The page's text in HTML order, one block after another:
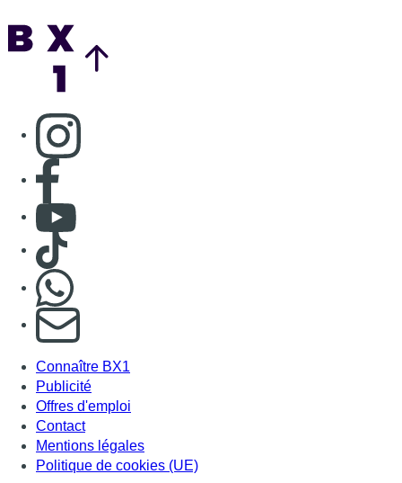
Consulter page Instagram
Consulter page Facebook
Consulter Youtube
Consulter TikTok
S'abonner à notre newsletter
Connaître BX1
Publicité
Offres d'emploi
Contact
Mentions légales
Politique de cookies (UE)